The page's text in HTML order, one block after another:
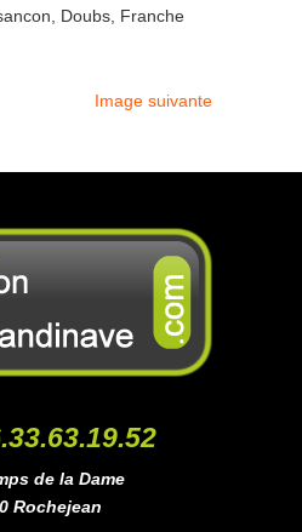
Doubs, Franche
Image suivante
de la Dame
Rochejean